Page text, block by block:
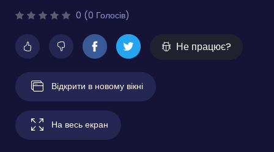
0 (0 Голосів)
Не працює?
Відкрити в новому вікні
На весь екран